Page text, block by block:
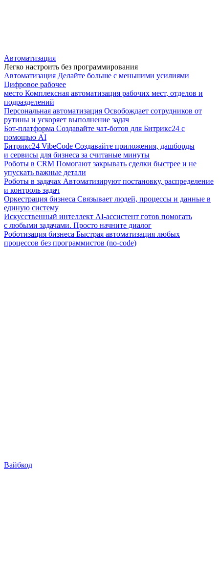
Автоматизация
Легко настроить без программирования
Автоматизация Делайте больше с меньшими усилиями
Цифровое рабочее
место Комплексная автоматизация рабочих мест, отделов и
подразделений
Персональная автоматизация Освобождает сотрудников от
рутины и ускоряет выполнение задач
Бот-платформа Создавайте чат-ботов для Битрикс24 с
помощью AI
Битрикс24 VibeCode Создавайте приложения, дашборды
и сервисы для бизнеса за считаные минуты
Роботы в CRM Помогают закрывать сделки быстрее и не
упускать важные детали
Роботы в задачах Автоматизируют постановку, распределение
и контроль задач
Оркестрация бизнеса Связывает людей, процессы и данные в
единую систему
Искусственный интеллект AI-ассистент готов помогать
с любыми задачами. Просто начните диалог
Роботизация бизнеса Быстрая автоматизация любых
процессов без программистов (no-code)
Вайбкод